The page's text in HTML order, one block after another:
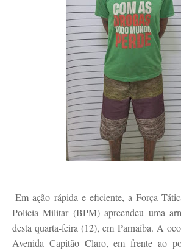
Em ação rápida e eficiente, a Força
Polícia Militar (BPM) apreendeu uma
desta quarta-feira (12), em Parnaíba. A
Avenida Capitão Claro, em frente ao